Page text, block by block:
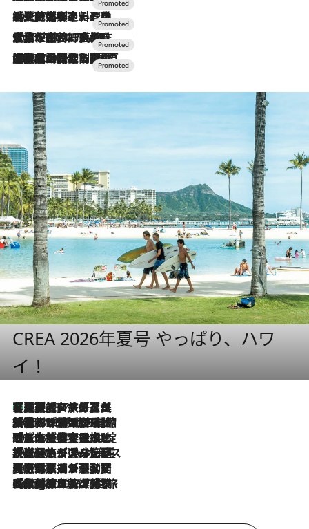
2026.7.24
【夏限定ディナーコース】旬を迎える稚鮎や花ズッキーニなどをイタリア・トスカーナの郷土料理の手法で満喫！
2026.7.17
「土佐和ハーブかき氷」がOMO7高知に登場！生姜、山椒、大葉など目にも舌にも涼を呼ぶ郷土の味
2026.7.10
NEW OPEN！【界 草津】名湯の地に誕生。趣の異なる2種の温泉と上州ならではの会席・蕎麦割烹など美食を味わう究極の癒やし旅
CREA 2026年夏号 やっぱり、ハワ
イ！
2026.8.7
【厳選旅コスメ】「多機能アイテムがメイン！」旅好き美容エディターが選んだ夏旅ベストコスメを発表【Mサイズジップ】
2026.8.6
「荷物が増えるほど旅ストレスは増す」美容ジャーナリストがたどり着いた最終結論。“化粧品を劇的に減らす”感動の凝縮美容とは
2026.8.6
「旅先には金髪ウィッグを持参」日本と同じメイクでは損してる!? 美容ジャーナリストが提案する“掟破りの旅美容”とは
2026.8.6
【厳選旅コスメ】「身軽さ＆UV対策重視！」ヘアアーティストshucoが選んだ夏旅ベストコスメを発表【Mサイズジップ】
2026.8.5
【厳選旅コスメ】国内をあちこち移動する河井菜摘が選んだ夏旅ベストコスメ発表！「リラックスアイテムはマスト」【Mサイズジップ】
2026.8.4
【厳選旅コスメ】「紫外線＆乾燥対策しながらメイク感も！」ヘア＆メイクGeorgeが選んだ夏旅ベストコスメを発表！【Mサイズジップ】